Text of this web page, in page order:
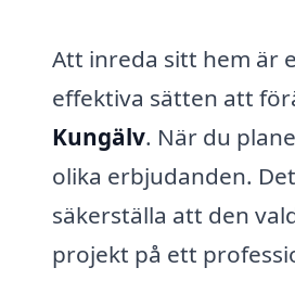
Att inreda sitt hem är
effektiva sätten att
Kungälv. När du
olika erbjudanden.
säkerställa att den
projekt på ett